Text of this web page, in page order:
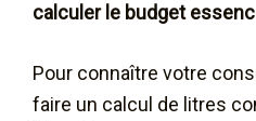
calculer le budget
Pour connaître votre
faire un calcul de litres